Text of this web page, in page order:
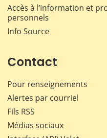
Accès à l’information et
personnels
Info Source
Contact
Pour renseignements
Alertes par courriel
Fils RSS
Médias sociaux